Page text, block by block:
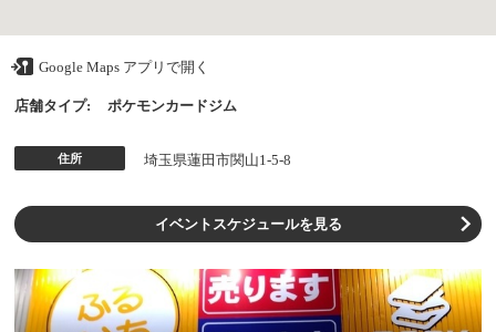
Google Maps アプリで開く
店舗タイプ: ポケモンカードジム
住所 埼玉県蓮田市関山1-5-8
イベントスケジュールを見る